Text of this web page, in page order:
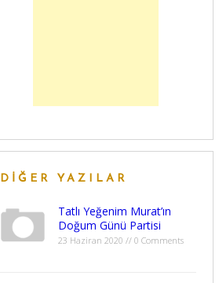
DIĞER YAZILAR
Tatlı Yeğenim Murat’ın
Doğum Günü Partisi
23 Haziran 2020 // 0 Comments